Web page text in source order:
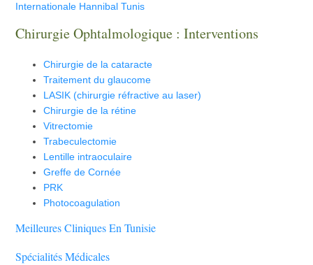
Internationale Hannibal Tunis
Chirurgie Ophtalmologique : Interventions
Chirurgie de la cataracte
Traitement du glaucome
LASIK (chirurgie réfractive au laser)
Chirurgie de la rétine
Vitrectomie
Trabeculectomie
Lentille intraoculaire
Greffe de Cornée
PRK
Photocoagulation
Meilleures Cliniques En Tunisie
Spécialités Médicales